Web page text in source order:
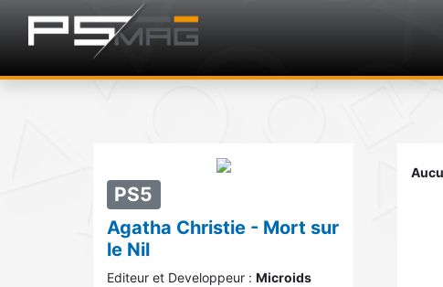
PS5
Agatha Christie - Mort sur
le Nil
Editeur et Developpeur : Microids